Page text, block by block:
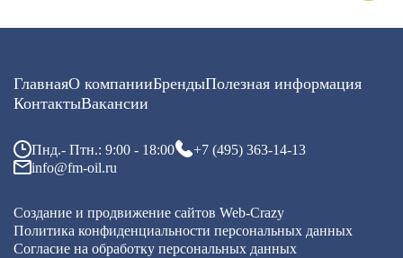
ГлавнаяО компанииБрендыПолезная информация
КонтактыВакансии
Пнд.- Птн.: 9:00 - 18:00
+7 (495) 363-14-13
info@fm-oil.ru
Создание и продвижение сайтов Web-Crazy
Политика конфиденциальности персональных данных
Согласие на обработку персональных данных